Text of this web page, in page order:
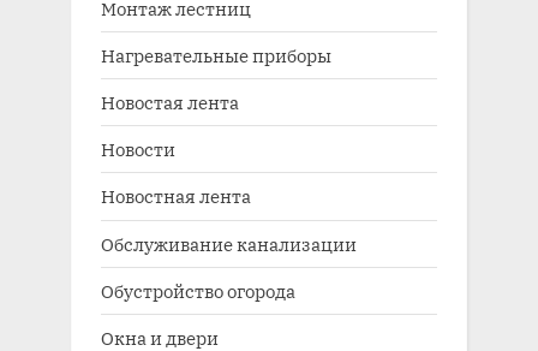
Монтаж лестниц
Нагревательные приборы
Новостая лента
Новости
Новостная лента
Обслуживание канализации
Обустройство огорода
Окна и двери